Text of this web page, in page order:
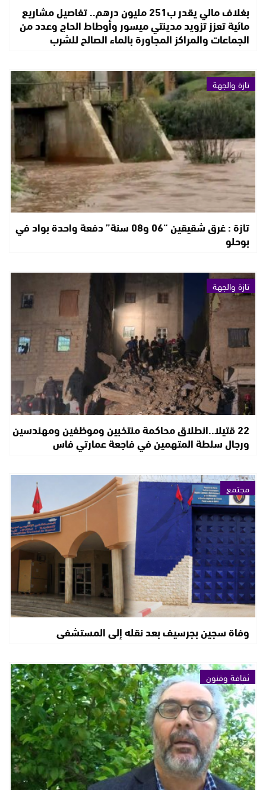
بغلاف مالي يقدر ب251 مليون درهم.. تفاصيل مشاريع
مائية تعزز تزويد مدينتي ميسور وأوطاط الحاج وعدد من
الجماعات والمراكز المجاورة بالماء الصالح للشرب
تازة والجهة
تازة : غرق شقيقين “06 و08 سنة” دفعة واحدة بواد في
بوحلو
تازة والجهة
22 قتيلا..انطلاق محاكمة منتخبين وموظفين ومهندسين
ورجال سلطة المتهمين في فاجعة عمارتي فاس
مجتمع
وفاة سجين بجرسيف بعد نقله إلى المستشفى
ثقافة وفنون